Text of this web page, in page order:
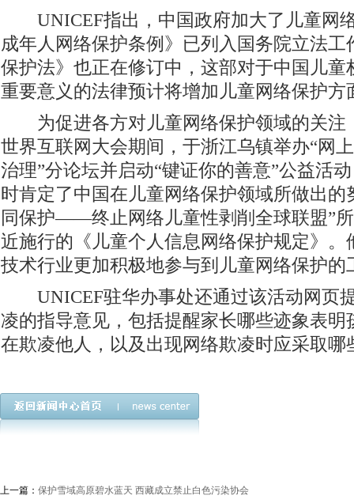
UNICEF指出，中国政府加大了儿童网
成年人网络保护条例》已列入国务院立法工
保护法》也正在修订中，这部对于中国儿童
重要意义的法律预计将增加儿童网络保护方
为促进各方对儿童网络保护领域的关注
世界互联网大会期间，于浙江乌镇举办“网
治理”分论坛并启动“键证你的善意”公益活
时肯定了中国在儿童网络保护领域所做出的
同保护——终止网络儿童性剥削全球联盟”
近施行的《儿童个人信息网络保护规定》。
技术行业更加积极地参与到儿童网络保护的
UNICEF驻华办事处还通过该活动网页
凌的指导意见，包括提醒家长哪些迹象表明
在欺凌他人，以及出现网络欺凌时应采取哪
上一篇： 保护雪域高原碧水蓝天 西藏成立禁止白色污染协会